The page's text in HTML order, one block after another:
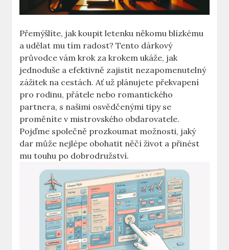
Přemýšlíte, jak koupit letenku někomu blízkému
a udělat mu tím radost? Tento dárkový
průvodce vám krok za krokem ukáže, jak
jednoduše a efektivně zajistit nezapomenutelný
zážitek na cestách. Ať už plánujete překvapení
pro rodinu, přátele nebo romantického
partnera, s našimi osvědčenými tipy se
proměníte v mistrovského obdarovatele.
Pojďme společně prozkoumat možnosti, jaký
dar může nejlépe obohatit něčí život a přinést
mu touhu po dobrodružství.